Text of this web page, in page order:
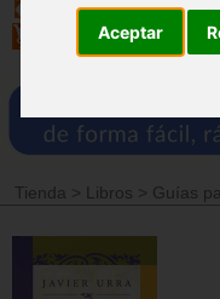
Aceptar
Tienda > Libros > Guías